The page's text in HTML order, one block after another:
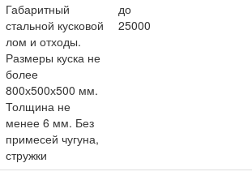
Габаритный
стальной кусковой
лом и отходы.
Размеры куска не
более
800х500х500 мм.
Толщина не
менее 6 мм. Без
примесей чугуна,
стружки
до
25000